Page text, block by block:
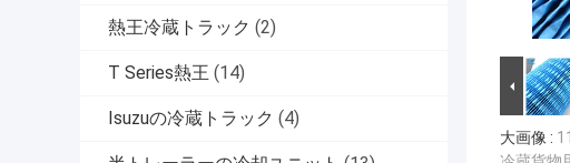
熱王冷蔵トラック (2)
T Series熱王 (14)
Isuzuの冷蔵トラック (4)
大画像 :